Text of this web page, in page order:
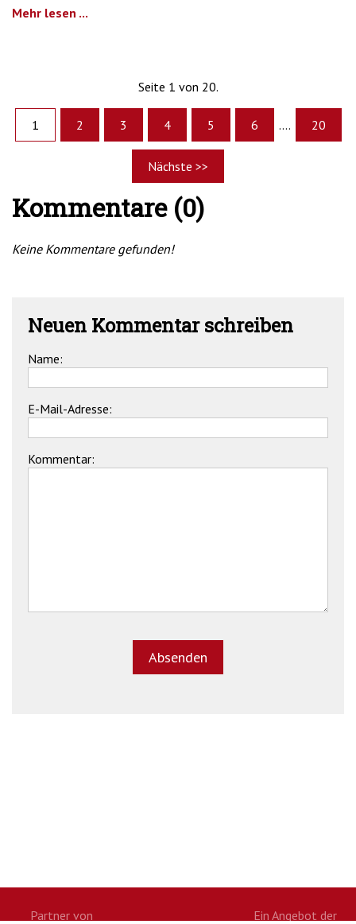
Mehr lesen ...
Seite 1 von 20.
1 2 3 4 5 6 .... 20
Nächste >>
Kommentare (0)
Keine Kommentare gefunden!
Neuen Kommentar schreiben
Name:
E-Mail-Adresse:
Kommentar:
Partner von Ein Angebot der